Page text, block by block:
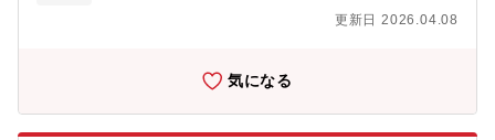
更新日 2026.04.08
気になる